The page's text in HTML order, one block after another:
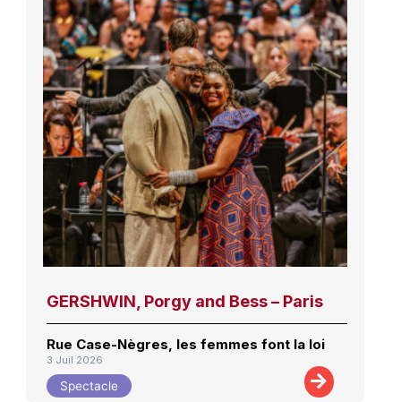
GERSHWIN, Porgy and Bess – Paris
Rue Case-Nègres, les femmes font la loi
3 Juil 2026
Spectacle